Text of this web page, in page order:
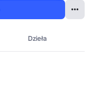
Dzieła